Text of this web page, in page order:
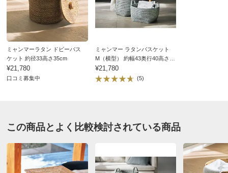
ミャンマーラタン ドビーバス
ケット 約径33高さ35cm
¥21,780
口コミ募集中
ミャンマー ラタンバスケット
M（横型） 約幅43奥行40高さ
23cm
¥21,780
(5)
この商品とよく比較検討されている商品